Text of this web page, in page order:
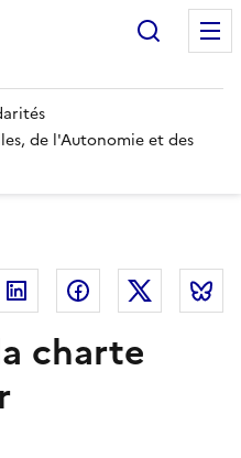
de l'Autonomie et des
Linkedin FacebookTwitter
charte